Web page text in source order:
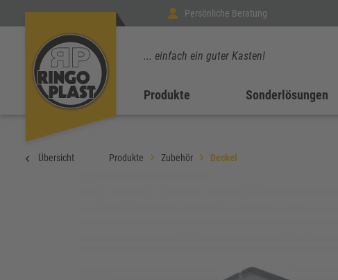
Persönliche Beratung
... einfach ein guter Kasten!
Produkte Sonderlösungen
Übersicht Produkte Zubehör Deckel